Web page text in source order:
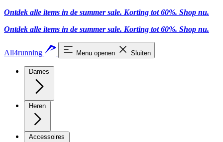
Ontdek alle items in de summer sale. Korting tot 60%. Shop nu.
Ontdek alle items in de summer sale. Korting tot 60%. Shop nu.
All4running Menu openen Sluiten
Dames
Heren
Accessoires